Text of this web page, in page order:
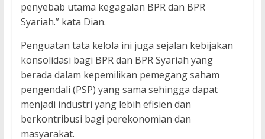
penyebab utama kegagalan BPR dan BPR
Syariah.” kata Dian.
Penguatan tata kelola ini juga sejalan kebijakan
konsolidasi bagi BPR dan BPR Syariah yang
berada dalam kepemilikan pemegang saham
pengendali (PSP) yang sama sehingga dapat
menjadi industri yang lebih efisien dan
berkontribusi bagi perekonomian dan
masyarakat.